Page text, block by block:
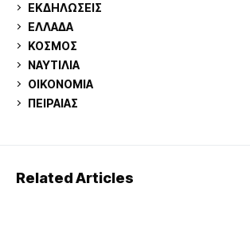
ΕΚΔΗΛΩΣΕΙΣ
ΕΛΛΑΔΑ
ΚΟΣΜΟΣ
ΝΑΥΤΙΛΙΑ
ΟΙΚΟΝΟΜΙΑ
ΠΕΙΡΑΙΑΣ
Related Articles